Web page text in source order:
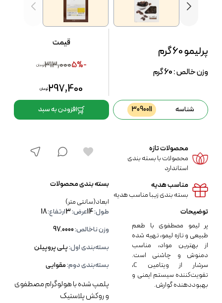
پرلیمو 60 گرم
وزن خالص :60گرم
توضیحات
پر لیمو مصطفوی با طعم
طبیعی و تازه لیمو، تهیه شده
از بهترین مواد، مناسب
دمنوش و چاشنی است.
سرشار از ویتامین C،
تقویت‌کننده سیستم ایمنی و
بهبوددهنده گوارش.
بسته بندی محصولات
ابعاد(سانتی متر)
طول:14عرض:3ارتفاع:18
وزن ناخالص:97.0000
بسته‌بندی اول:پلی پروپیلن
بسته‌بندی دوم:مقوایی
پلمپ شده با هولوگرام مصطفوی
و روکش پلاستیک
محصولات تازه
محصولات با بسته بندی
استاندارد
مناسب هدیه
بسته بندی زیبا مناسب هدیه
قیمت
-5%
313,000تومان
297,400تومان
افزودن به سبد شناسه 3090011